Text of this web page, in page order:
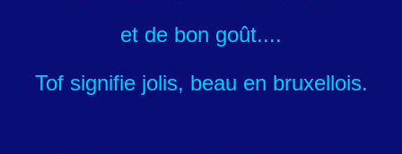
et de bon goût....
Tof signifie jolis, beau en bruxellois.